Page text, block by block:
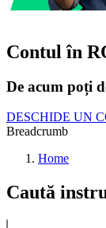
Contul în
De acum poți
DESCHIDE UN
Breadcrumb
Home
Caută